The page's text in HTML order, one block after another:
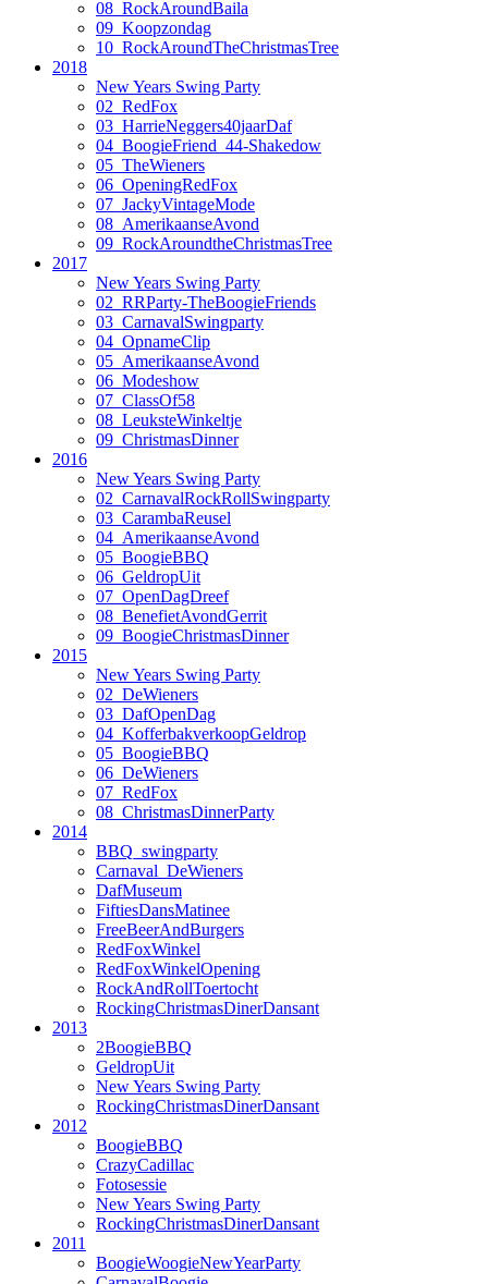
08_RockAroundBaila
09_Koopzondag
10_RockAroundTheChristmasTree
2018
New Years Swing Party
02_RedFox
03_HarrieNeggers40jaarDaf
04_BoogieFriend_44-Shakedow
05_TheWieners
06_OpeningRedFox
07_JackyVintageMode
08_AmerikaanseAvond
09_RockAroundtheChristmasTree
2017
New Years Swing Party
02_RRParty-TheBoogieFriends
03_CarnavalSwingparty
04_OpnameClip
05_AmerikaanseAvond
06_Modeshow
07_ClassOf58
08_LeuksteWinkeltje
09_ChristmasDinner
2016
New Years Swing Party
02_CarnavalRockRollSwingparty
03_CarambaReusel
04_AmerikaanseAvond
05_BoogieBBQ
06_GeldropUit
07_OpenDagDreef
08_BenefietAvondGerrit
09_BoogieChristmasDinner
2015
New Years Swing Party
02_DeWieners
03_DafOpenDag
04_KofferbakverkoopGeldrop
05_BoogieBBQ
06_DeWieners
07_RedFox
08_ChristmasDinnerParty
2014
BBQ_swingparty
Carnaval_DeWieners
DafMuseum
FiftiesDansMatinee
FreeBeerAndBurgers
RedFoxWinkel
RedFoxWinkelOpening
RockAndRollToertocht
RockingChristmasDinerDansant
2013
2BoogieBBQ
GeldropUit
New Years Swing Party
RockingChristmasDinerDansant
2012
BoogieBBQ
CrazyCadillac
Fotosessie
New Years Swing Party
RockingChristmasDinerDansant
2011
BoogieWoogieNewYearParty